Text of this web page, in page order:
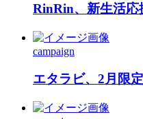
RinRin、新生活応
campaign
エタラビ、2月限